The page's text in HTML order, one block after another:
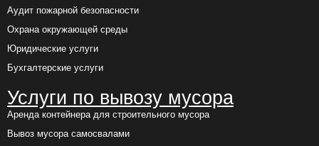
Аудит пожарной безопасности
Охрана окружающей среды
Юридические услуги
Бухгалтерские услуги
Услуги по вывозу мусора
Аренда контейнера для строительного мусора
Вывоз мусора самосвалами